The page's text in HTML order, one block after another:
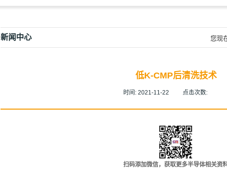
新闻中心 您现
低K-CMP后清洗技术
时间: 2021-11-22 点击次数:
扫码添加微信，获取更多半导体相关资